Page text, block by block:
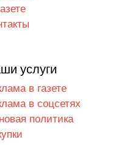
услуги
в газете
в соцсетях
политика